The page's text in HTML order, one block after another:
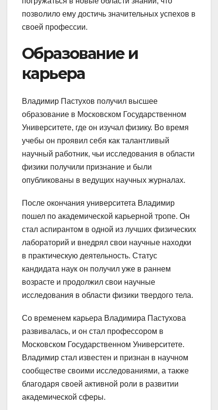
позволило ему достичь значительных успехов в
своей профессии.
Образование и
карьера
Владимир Пастухов получил высшее
образование в Московском Государственном
Университете, где он изучал физику. Во время
учебы он проявил себя как талантливый
научный работник, чьи исследования в области
физики получили признание и были
опубликованы в ведущих научных журналах.
После окончания университета Владимир
пошел по академической карьерной тропе. Он
стал аспирантом в одной из лучших физических
лабораторий и внедрял свои научные находки
в практическую деятельность. Статус
кандидата наук он получил уже в раннем
возрасте и продолжил свои научные
исследования в области физики твердого тела.
Со временем карьера Владимира Пастухова
развивалась, и он стал профессором в
Московском Государственном Университете.
Владимир стал известен и признан в научном
сообществе своими исследованиями, а также
благодаря своей активной роли в развитии
академической сферы.